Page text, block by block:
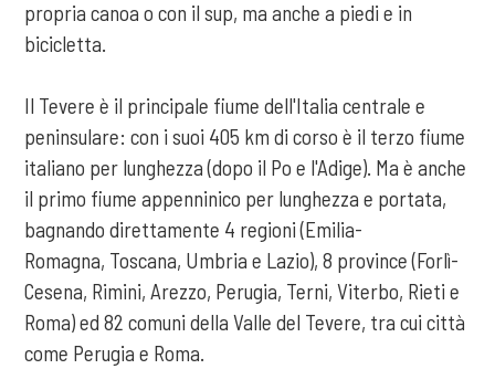
propria canoa o con il sup, ma anche a piedi e in
bicicletta.
Il Tevere è il principale fiume dell'Italia centrale e
peninsulare: con i suoi 405 km di corso è il terzo fiume
italiano per lunghezza (dopo il Po e l'Adige). Ma è anche
il primo fiume appenninico per lunghezza e portata,
bagnando direttamente 4 regioni (Emilia-
Romagna, Toscana, Umbria e Lazio), 8 province (Forlì-
Cesena, Rimini, Arezzo, Perugia, Terni, Viterbo, Rieti e
Roma) ed 82 comuni della Valle del Tevere, tra cui città
come Perugia e Roma.